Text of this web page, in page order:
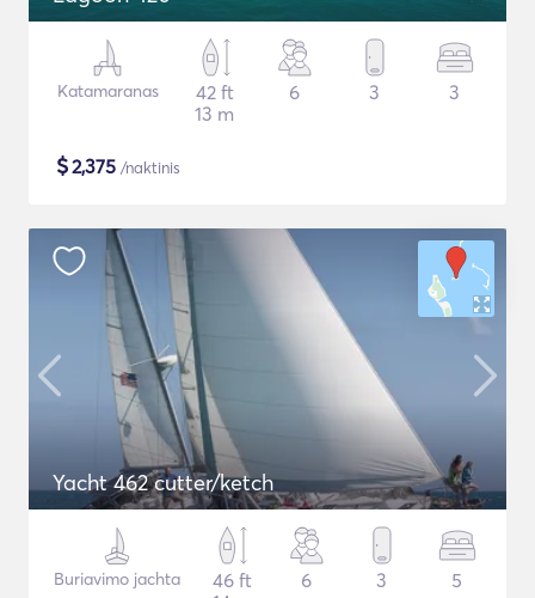
Katamaranas
42 ft
13 m
6 3 3
$2,375 /naktinis
Yacht 462 cutter/ketch
Buriavimo jachta
46 ft
6 3 5